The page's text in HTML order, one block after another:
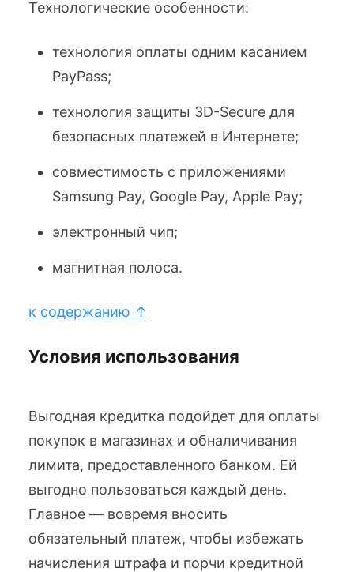
Технологические особенности:
технология оплаты одним касанием
PayPass;
технология защиты 3D-Secure для
безопасных платежей в Интернете;
совместимость с приложениями
Samsung Pay, Google Pay, Apple Pay;
электронный чип;
магнитная полоса.
к содержанию ↑
Условия использования
Выгодная кредитка подойдет для оплаты
покупок в магазинах и обналичивания
лимита, предоставленного банком. Ей
выгодно пользоваться каждый день.
Главное — вовремя вносить
обязательный платеж, чтобы избежать
начисления штрафа и порчи кредитной